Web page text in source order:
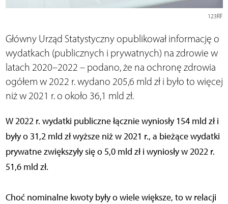
123RF
Główny Urząd Statystyczny opublikował informację o
wydatkach (publicznych i prywatnych) na zdrowie w
latach 2020–2022 – podano, że na ochronę zdrowia
ogółem w 2022 r. wydano 205,6 mld zł i było to więcej
niż w 2021 r. o około 36,1 mld zł.
W 2022 r. wydatki publiczne łącznie wyniosły 154 mld zł i
były o 31,2 mld zł wyższe niż w 2021 r., a bieżące wydatki
prywatne zwiększyły się o 5,0 mld zł i wyniosły w 2022 r.
51,6 mld zł.
Choć nominalne kwoty były o wiele większe, to w relacji